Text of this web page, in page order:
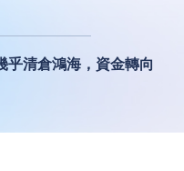
乎清倉鴻海，資金轉向